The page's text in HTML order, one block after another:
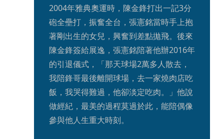
2004年雅典奧運時，陳金鋒打出一記3分
砲全壘打，振奮全台，張憲銘當時手上抱
著剛出生的女兒，興奮到差點拋飛。後來
陳金鋒簽給展逸，張憲銘陪著他辦2016年
的引退儀式，「那天球場2萬多人散去，
我陪鋒哥最後離開球場，去一家燒肉店吃
飯，我哭得難過，他卻淡定吃肉。」他說
做經紀，最美的過程莫過於此，能陪偶像
參與他人生重大時刻。